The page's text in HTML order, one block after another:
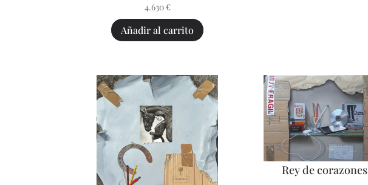
4.630 €
Añadir al carrito
Rey de corazones